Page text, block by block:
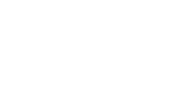
图谱，检索时顺着图谱找关联